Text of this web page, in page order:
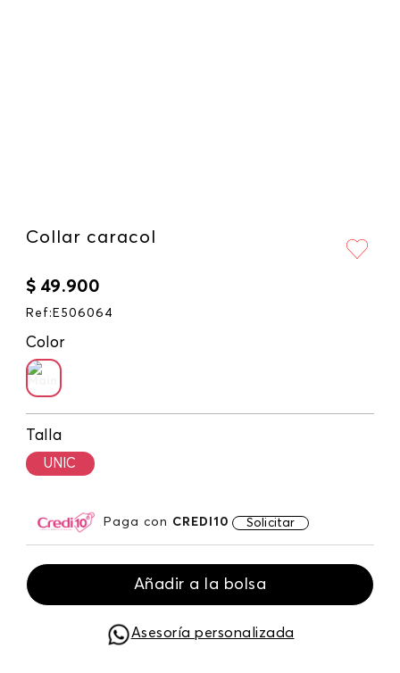
Collar caracol
$ 49.900
Ref : E506064
Color
Talla
UNIC
Paga con CREDI10 Solicitar
Añadir a la bolsa
Asesoría personalizada